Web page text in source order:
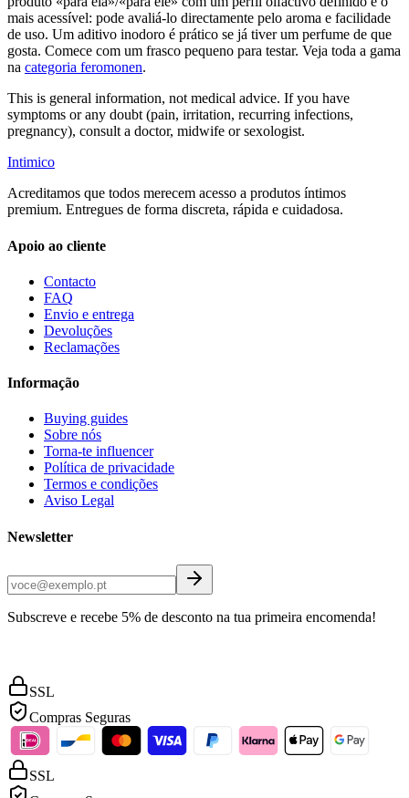
mais acessível: pode avaliá-lo directamente pelo aroma e facilidade
de uso. Um aditivo inodoro é prático se já tiver um perfume de que
gosta. Comece com um frasco pequeno para testar. Veja toda a gama
na categoria feromonen.
This is general information, not medical advice. If you have
symptoms or any doubt (pain, irritation, recurring infections,
pregnancy), consult a doctor, midwife or sexologist.
Intimico
Acreditamos que todos merecem acesso a produtos íntimos
premium. Entregues de forma discreta, rápida e cuidadosa.
Apoio ao cliente
Contacto
FAQ
Envio e entrega
Devoluções
Reclamações
Informação
Buying guides
Sobre nós
Torna-te influencer
Política de privacidade
Termos e condições
Aviso Legal
Newsletter
Subscreve e recebe 5% de desconto na tua primeira encomenda!
SSL
Compras Seguras
SSL